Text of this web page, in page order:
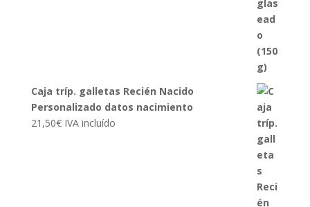
Caja tríp. galletas Recién Nacido
Personalizado datos nacimiento
21,50€ IVA incluído